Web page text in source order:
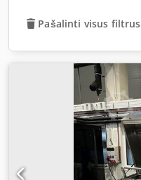
Pašalinti visus filtrus